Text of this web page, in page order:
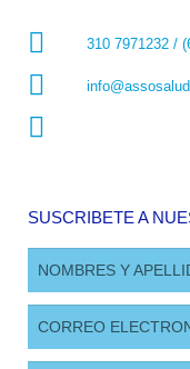
310 7971232 /
SUSCRIBETE A